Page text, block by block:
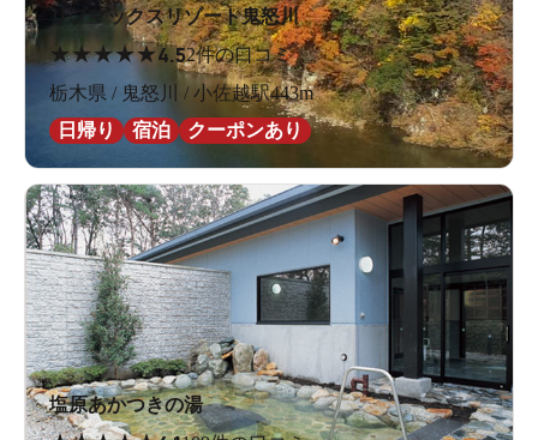
リブマックスリゾート鬼怒川
★★★★★4.52件の口コミ
栃木県 / 鬼怒川 / 小佐越駅443m
日帰り
宿泊 クーポンあり
塩原あかつきの湯